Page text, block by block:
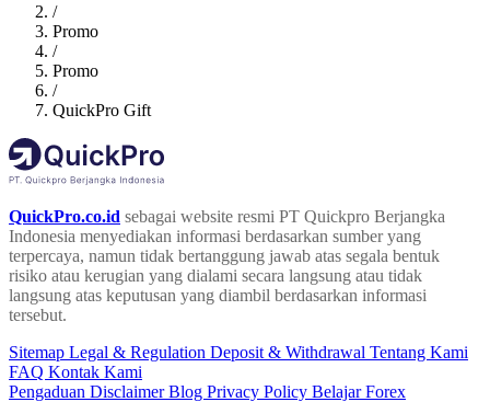
/
Promo
/
Promo
/
QuickPro Gift
QuickPro.co.id sebagai website resmi PT Quickpro Berjangka
Indonesia menyediakan informasi berdasarkan sumber yang
terpercaya, namun tidak bertanggung jawab atas segala bentuk
risiko atau kerugian yang dialami secara langsung atau tidak
langsung atas keputusan yang diambil berdasarkan informasi
tersebut.
Sitemap Legal & Regulation Deposit & Withdrawal Tentang Kami
FAQ Kontak Kami
Pengaduan DisclaimerBlog Privacy Policy Belajar Forex